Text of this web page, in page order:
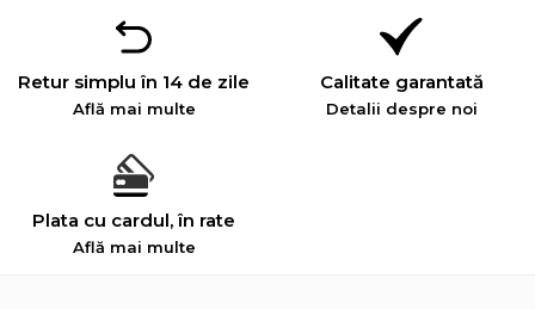
Retur simplu în 14 de zile
Află mai multe
Calitate garantată
Detalii despre noi
Plata cu cardul, în rate
Află mai multe